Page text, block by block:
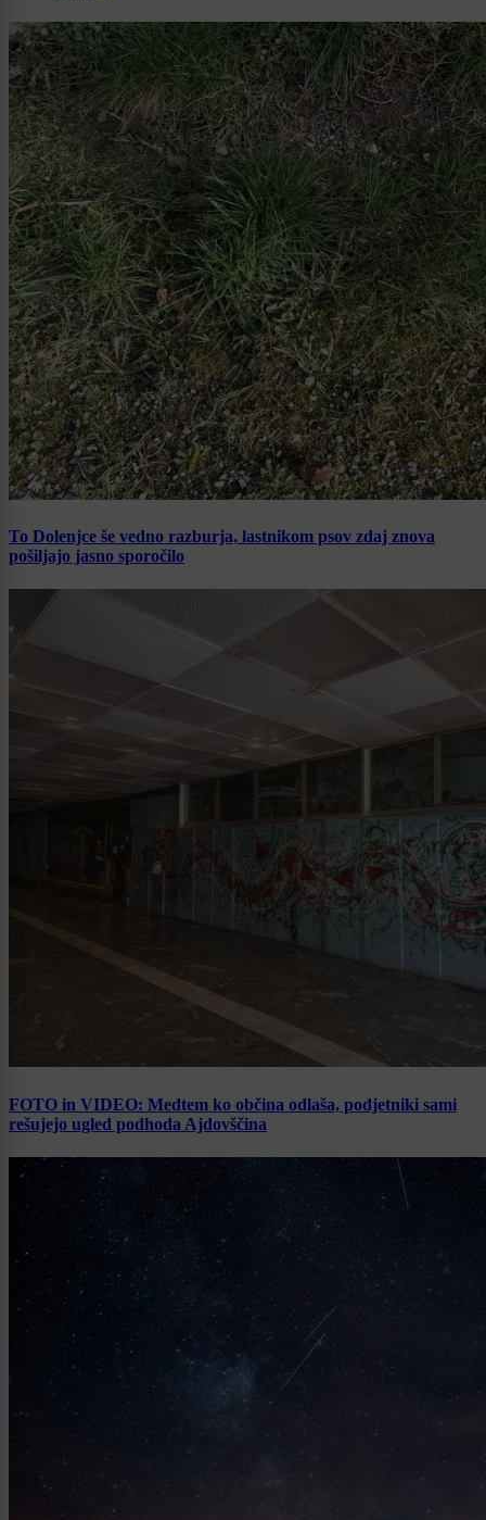
To Dolenjce še vedno razburja, lastnikom psov zdaj znova
pošiljajo jasno sporočilo
FOTO in VIDEO: Medtem ko občina odlaša, podjetniki sami
rešujejo ugled podhoda Ajdovščina